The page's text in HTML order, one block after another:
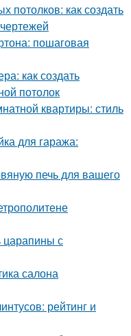
потолков: как создать
пошаговая
как создать
потолок
квартиры: стиль
для гаража:
печь для вашего
царапины с
салона
рейтинг и